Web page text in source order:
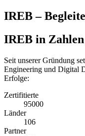
IREB –
IREB in Zahlen
Seit unserer Gründung
Engineering und Digital
Erfolge:
Zertifitierte
95000
Länder
106
Partner